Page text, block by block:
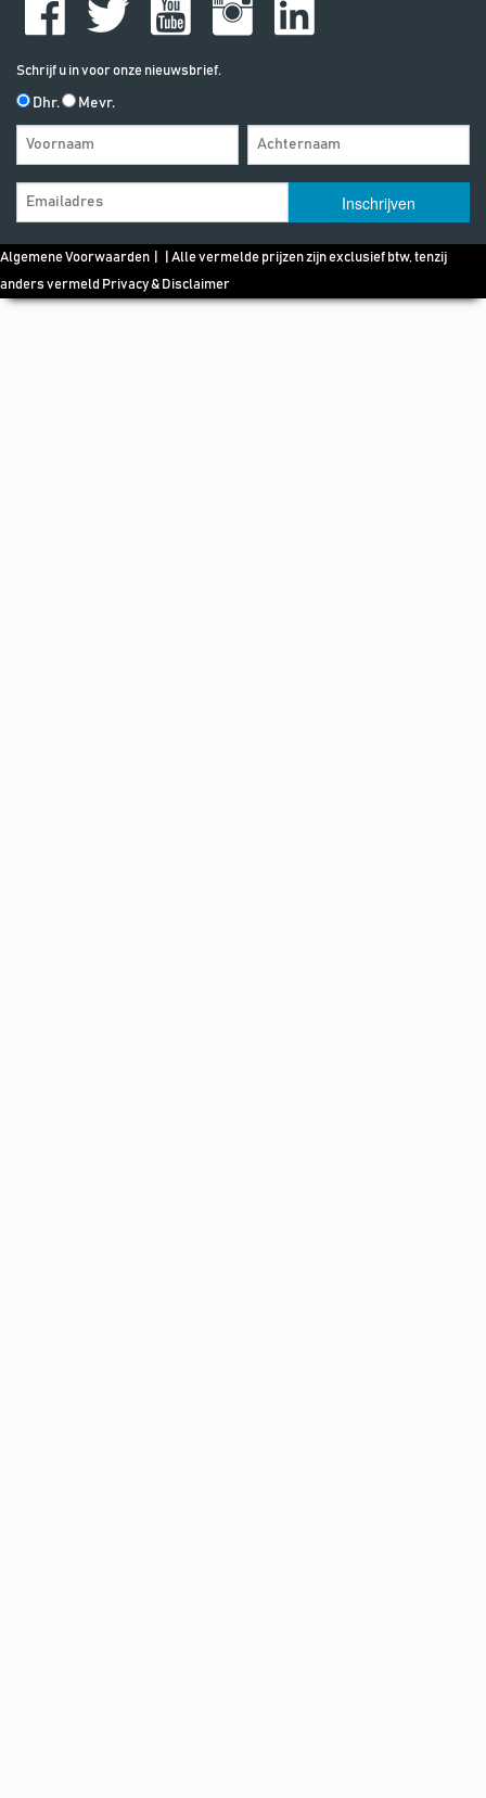
Schrijf u in voor onze nieuwsbrief.
Dhr. Mevr.
Algemene Voorwaarden | | Alle vermelde prijzen zijn exclusief btw, tenzij
anders vermeld Privacy & Disclaimer